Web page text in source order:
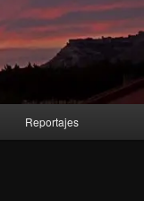
Reportajes